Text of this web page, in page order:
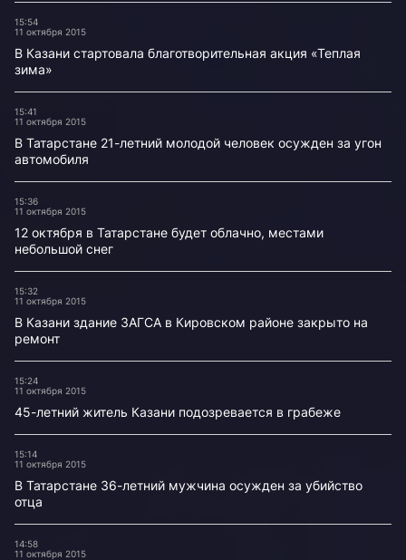
15:54
11 октября 2015
В Казани стартовала благотворительная акция «Теплая
зима»
15:41
11 октября 2015
В Татарстане 21-летний молодой человек осужден за угон
автомобиля
15:36
11 октября 2015
12 октября в Татарстане будет облачно, местами
небольшой снег
15:32
11 октября 2015
В Казани здание ЗАГСА в Кировском районе закрыто на
ремонт
15:24
11 октября 2015
45-летний житель Казани подозревается в грабеже
15:14
11 октября 2015
В Татарстане 36-летний мужчина осужден за убийство
отца
14:58
11 октября 2015